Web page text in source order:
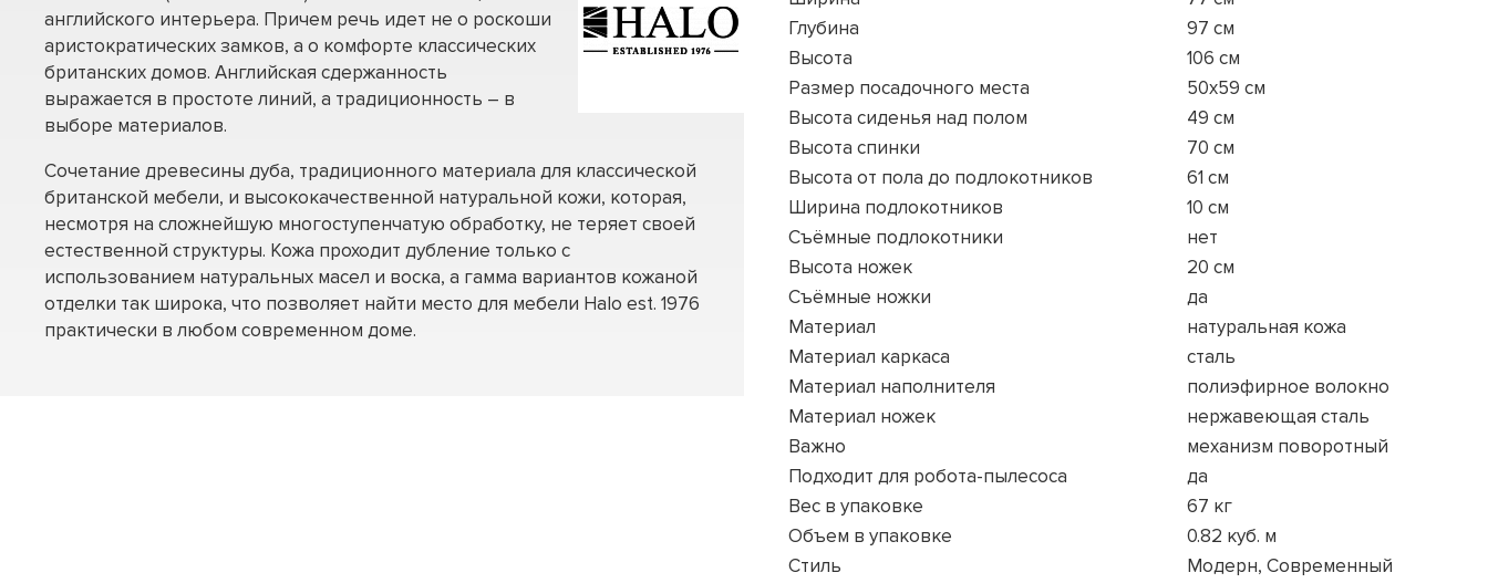
английского интерьера. Причем речь идет не о роскоши
аристократических замков, а о комфорте классических
британских домов. Английская сдержанность
выражается в простоте линий, а традиционность – в
выборе материалов.
Сочетание древесины дуба, традиционного материала для классической
британской мебели, и высококачественной натуральной кожи, которая,
несмотря на сложнейшую многоступенчатую обработку, не теряет своей
естественной структуры. Кожа проходит дубление только с
использованием натуральных масел и воска, а гамма вариантов кожаной
отделки так широка, что позволяет найти место для мебели Halo est. 1976
практически в любом современном доме.
Глубина
97 см
Высота
106 см
Размер посадочного места
50x59 см
Высота сиденья над полом
49 см
Высота спинки
70 см
Высота от пола до подлокотников
61 см
Ширина подлокотников
10 см
Съёмные подлокотники
нет
Высота ножек
20 см
Съёмные ножки
да
Материал
натуральная кожа
Материал каркаса
сталь
Материал наполнителя
полиэфирное волокно
Материал ножек
нержавеющая сталь
Важно
механизм поворотный
Подходит для робота-пылесоса
да
Вес в упаковке
67 кг
Объем в упаковке
0.82 куб. м
Стиль
Модерн, Современный